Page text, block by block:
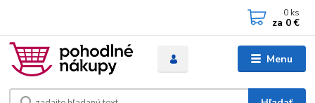
Menu
0 ks
za 0 €